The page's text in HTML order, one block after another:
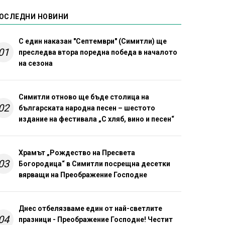
НОВИНИ
С един наказан "Септември" (Симитли) ще
преследва втора поредна победа в началото
на сезона
Симитли отново ще бъде столица на
българската народна песен – шестото
издание на фестивала „С хляб, вино и песен“
Храмът „Рождество на Пресвета
Богородица“ в Симитли посрещна десетки
вярващи на Преображение Господне
Днес отбелязваме един от най-светлите
празници - Преображение Господне! Честит